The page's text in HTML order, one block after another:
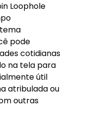
Loophole
pode
cotidianas
na tela para
útil
atribulada ou
outras